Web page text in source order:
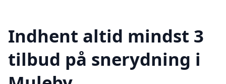
Indhent altid mindst 3
tilbud på snerydning i